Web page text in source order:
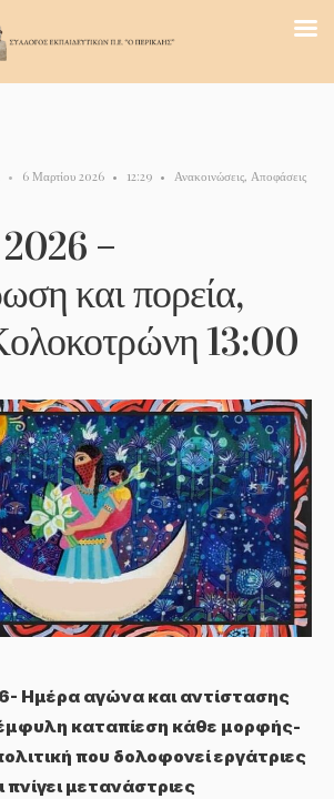
• 6 Μαρτίου 2026 • 12:29 • Ανακοινώσεις, Αποφάσεις
–
και πορεία,
13:00
Ημέρα αγώνα και αντίστασης
καταπίεση κάθε μορφής-
που δολοφονεί εργάτριες
πνίγει μετανάστριες